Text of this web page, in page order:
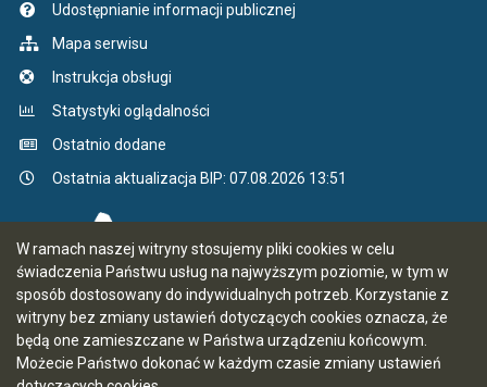
W ramach naszej witryny stosujemy pliki cookies w celu
świadczenia Państwu usług na najwyższym poziomie, w tym w
sposób dostosowany do indywidualnych potrzeb. Korzystanie z
witryny bez zmiany ustawień dotyczących cookies oznacza, że
będą one zamieszczane w Państwa urządzeniu końcowym.
Możecie Państwo dokonać w każdym czasie zmiany ustawień
Udostępnianie informacji publicznej
Mapa serwisu
Instrukcja obsługi
Statystyki oglądalności
Ostatnio dodane
Ostatnia aktualizacja BIP: 07.08.2026 13:51